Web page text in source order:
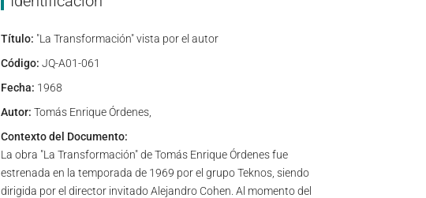
Título: "La Transformación" vista por el autor
Código: JQ-A01-061
Fecha: 1968
Autor: Tomás Enrique Órdenes,
Contexto del Documento:
La obra "La Transformación" de Tomás Enrique Órdenes fue
estrenada en la temporada de 1969 por el grupo Teknos, siendo
dirigida por el director invitado Alejandro Cohen. Al momento del